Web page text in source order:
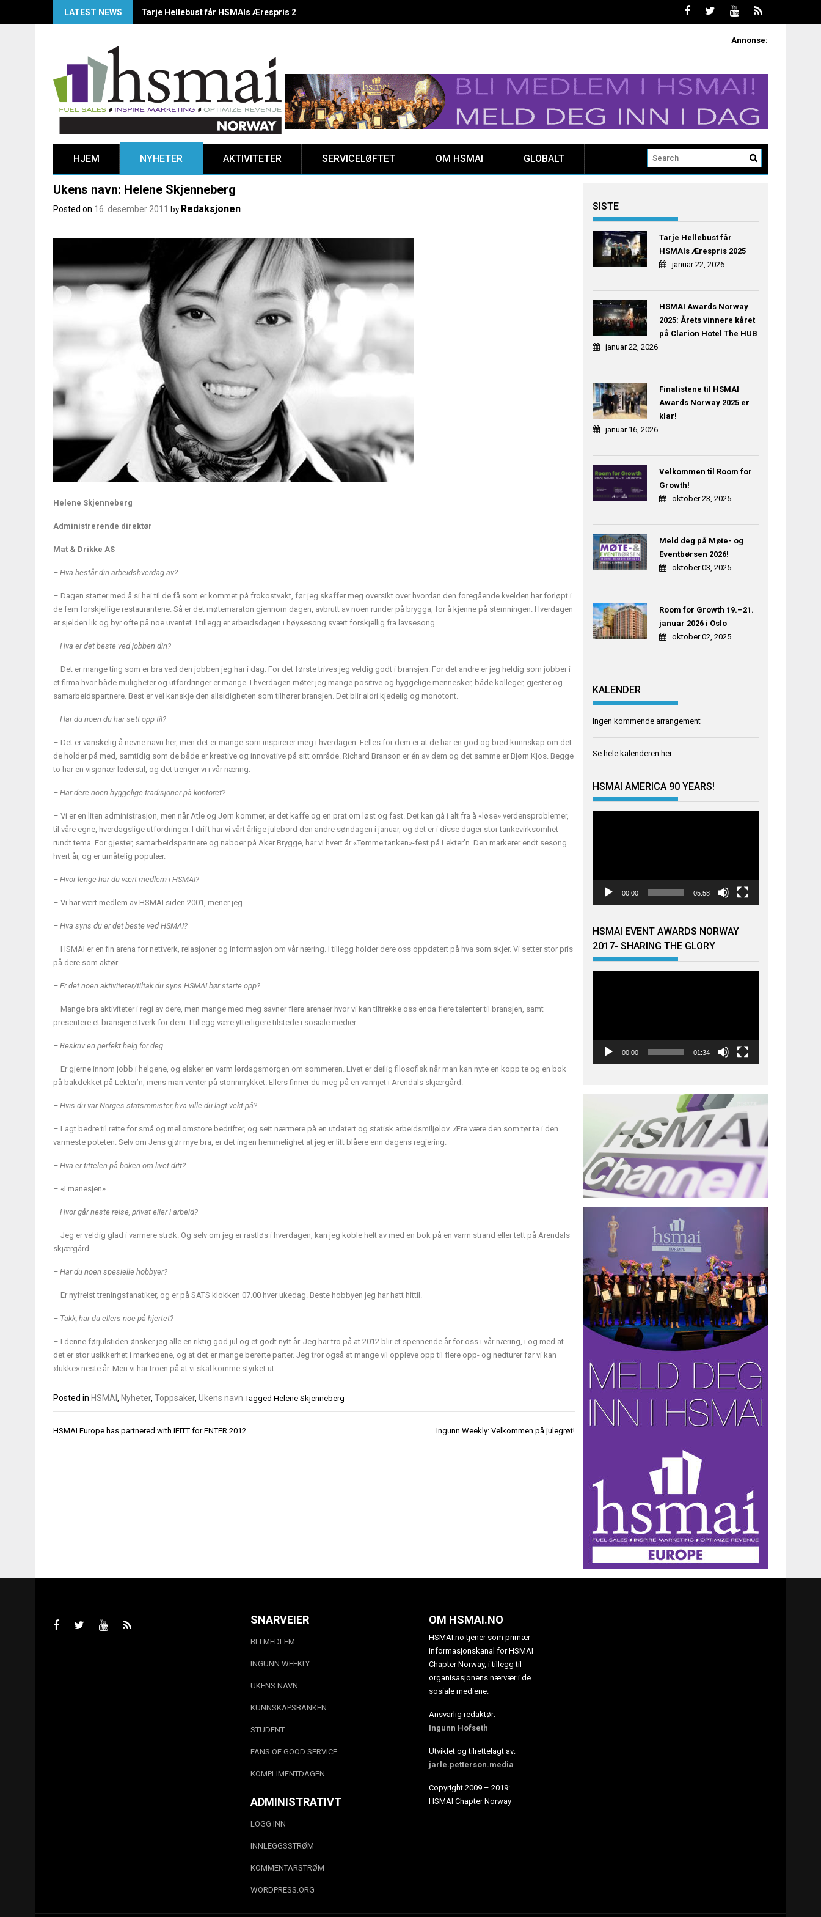
LATEST NEWS HSMAI Awards Norway 2025: Årets vinnere kåret på Clarion Hotel The HUB
Annonse:
HJEM NYHETER AKTIVITETER SERVICELØFTET OM HSMAI GLOBALT
Ukens navn: Helene Skjenneberg
Posted on 16. desember 2011 by Redaksjonen
Helene Skjenneberg
Administrerende direktør
Mat & Drikke AS
– Hva består din arbeidshverdag av?
– Dagen starter med å si hei til de få som er kommet på frokostvakt, før jeg skaffer meg oversikt over hvordan den foregående kvelden har forløpt i
de fem forskjellige restaurantene. Så er det møtemaraton gjennom dagen, avbrutt av noen runder på brygga, for å kjenne på stemningen. Hverdagen
er sjelden lik og byr ofte på noe uventet. I tillegg er arbeidsdagen i høysesong svært forskjellig fra lavsesong.
– Hva er det beste ved jobben din?
– Det er mange ting som er bra ved den jobben jeg har i dag. For det første trives jeg veldig godt i bransjen. For det andre er jeg heldig som jobber i
et firma hvor både muligheter og utfordringer er mange. I hverdagen møter jeg mange positive og hyggelige mennesker, både kolleger, gjester og
samarbeidspartnere. Best er vel kanskje den allsidigheten som tilhører bransjen. Det blir aldri kjedelig og monotont.
– Har du noen du har sett opp til?
– Det er vanskelig å nevne navn her, men det er mange som inspirerer meg i hverdagen. Felles for dem er at de har en god og bred kunnskap om det
de holder på med, samtidig som de både er kreative og innovative på sitt område. Richard Branson er én av dem og det samme er Bjørn Kjos. Begge
to har en visjonær lederstil, og det trenger vi i vår næring.
– Har dere noen hyggelige tradisjoner på kontoret?
– Vi er en liten administrasjon, men når Atle og Jørn kommer, er det kaffe og en prat om løst og fast. Det kan gå i alt fra å «løse» verdensproblemer,
til våre egne, hverdagslige utfordringer. I drift har vi vårt årlige julebord den andre søndagen i januar, og det er i disse dager stor tankevirksomhet
rundt tema. For gjester, samarbeidspartnere og naboer på Aker Brygge, har vi hvert år «Tømme tanken»-fest på Lekter’n. Den markerer endt sesong
hvert år, og er umåtelig populær.
– Hvor lenge har du vært medlem i HSMAI?
– Vi har vært medlem av HSMAI siden 2001, mener jeg.
– Hva syns du er det beste ved HSMAI?
– HSMAI er en fin arena for nettverk, relasjoner og informasjon om vår næring. I tillegg holder dere oss oppdatert på hva som skjer. Vi setter stor pris
på dere som aktør.
– Er det noen aktiviteter/tiltak du syns HSMAI bør starte opp?
– Mange bra aktiviteter i regi av dere, men mange med meg savner flere arenaer hvor vi kan tiltrekke oss enda flere talenter til bransjen, samt
presentere et bransjenettverk for dem. I tillegg være ytterligere tilstede i sosiale medier.
– Beskriv en perfekt helg for deg.
– Er gjerne innom jobb i helgene, og elsker en varm lørdagsmorgen om sommeren. Livet er deilig filosofisk når man kan nyte en kopp te og en bok
på bakdekket på Lekter’n, mens man venter på storinnrykket. Ellers finner du meg på en vannjet i Arendals skjærgård.
– Hvis du var Norges statsminister, hva ville du lagt vekt på?
– Lagt bedre til rette for små og mellomstore bedrifter, og sett nærmere på en utdatert og statisk arbeidsmiljølov. Ære være den som tør ta i den
varmeste poteten. Selv om Jens gjør mye bra, er det ingen hemmelighet at jeg er litt blåere enn dagens regjering.
– Hva er tittelen på boken om livet ditt?
– «I manesjen».
– Hvor går neste reise, privat eller i arbeid?
– Jeg er veldig glad i varmere strøk. Og selv om jeg er rastløs i hverdagen, kan jeg koble helt av med en bok på en varm strand eller tett på Arendals
skjærgård.
– Har du noen spesielle hobbyer?
– Er nyfrelst treningsfanatiker, og er på SATS klokken 07.00 hver ukedag. Beste hobbyen jeg har hatt hittil.
– Takk, har du ellers noe på hjertet?
– I denne førjulstiden ønsker jeg alle en riktig god jul og et godt nytt år. Jeg har tro på at 2012 blir et spennende år for oss i vår næring, i og med at
det er stor usikkerhet i markedene, og at det er mange berørte parter. Jeg tror også at mange vil oppleve opp til flere opp- og nedturer før vi kan
«lukke» neste år. Men vi har troen på at vi skal komme styrket ut.
Posted in HSMAI, Nyheter, Toppsaker, Ukens navn Tagged Helene Skjenneberg
Innleggsnavigasjon
HSMAI Europe has partnered with IFITT for ENTER 2012 Ingunn Weekly: Velkommen på julegrøt!
SISTE
Tarje Hellebust får
HSMAIs Ærespris 2025
januar 22, 2026
HSMAI Awards Norway
2025: Årets vinnere kåret
på Clarion Hotel The HUB
januar 22, 2026
Finalistene til HSMAI
Awards Norway 2025 er
klar!
januar 16, 2026
Velkommen til Room for
Growth!
oktober 23, 2025
Meld deg på Møte- og
Eventbørsen 2026!
oktober 03, 2025
Room for Growth 19.–21.
januar 2026 i Oslo
oktober 02, 2025
KALENDER
Ingen kommende arrangement
Se hele kalenderen her.
HSMAI AMERICA 90 YEARS!
00:00 05:58
HSMAI EVENT AWARDS NORWAY
2017- SHARING THE GLORY
00:00 01:34
SNARVEIER
BLI MEDLEM
INGUNN WEEKLY
UKENS NAVN
KUNNSKAPSBANKEN
STUDENT
FANS OF GOOD SERVICE
KOMPLIMENTDAGEN
ADMINISTRATIVT
LOGG INN
INNLEGGSSTRØM
KOMMENTARSTRØM
WORDPRESS.ORG
OM HSMAI.NO
HSMAI.no tjener som primær
informasjonskanal for HSMAI
Chapter Norway, i tillegg til
organisasjonens nærvær i de
sosiale mediene.
Ansvarlig redaktør:
Ingunn Hofseth
Utviklet og tilrettelagt av:
jarle.petterson.media
Copyright 2009 – 2019:
HSMAI Chapter Norway